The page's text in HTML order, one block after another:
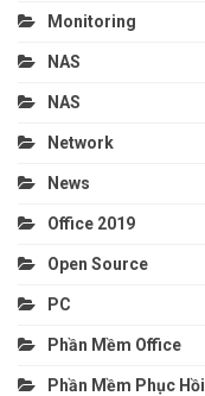
Monitoring
NAS
NAS
Network
News
Office 2019
Open Source
PC
Phần Mềm Office
Phần Mềm Phục Hồi